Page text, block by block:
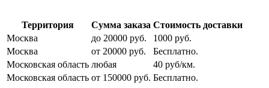
Территория Сумма заказа Стоимость доставки
Москва
до 20000 руб.
1000 руб.
Москва
от 20000 руб.
Бесплатно.
Московская область любая
40 руб/км.
Московская область от 150000 руб. Бесплатно.